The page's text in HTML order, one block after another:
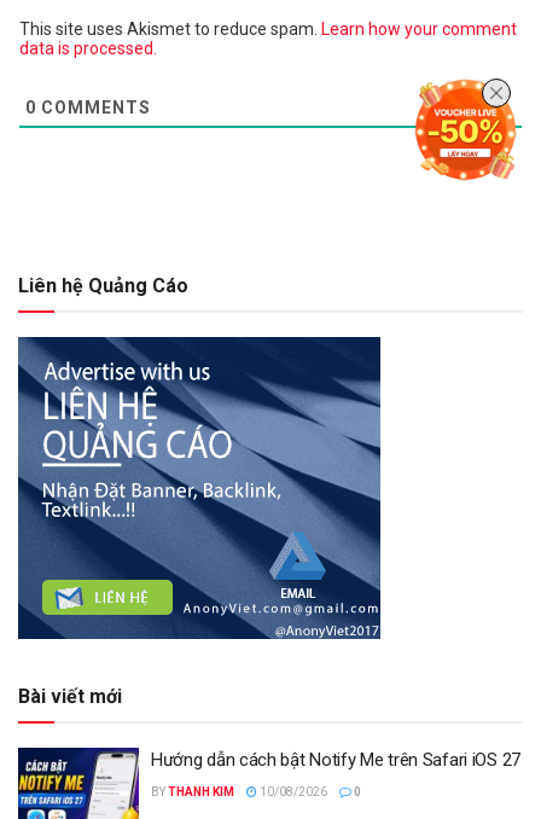
This site uses Akismet to reduce spam. Learn how your comment
data is processed.
0 COMMENTS
Liên hệ Quảng Cáo
Bài viết mới
Hướng dẫn cách bật Notify Me trên Safari iOS 27
BYTHANH KIM 10/08/2026 0